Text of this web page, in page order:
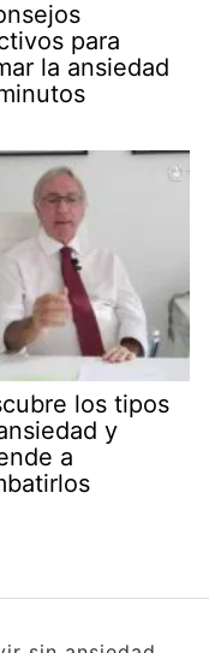
para
la ansiedad
los tipos
y
a